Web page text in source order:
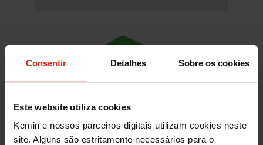
Consentir Detalhes Sobre os cookies
Este website utiliza cookies
Kemin e nossos parceiros digitais utilizam cookies neste
site. Alguns são estritamente necessários para o